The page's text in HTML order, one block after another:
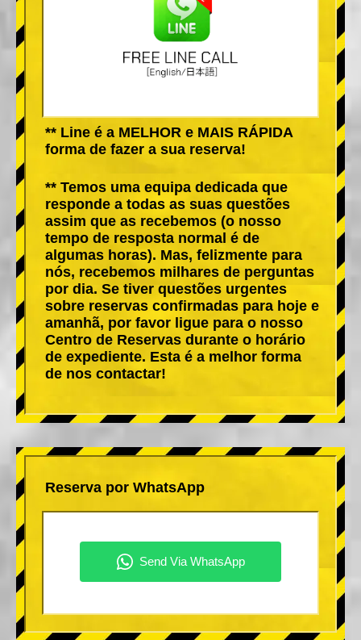
** Line é a MELHOR e MAIS RÁPIDA
forma de fazer a sua reserva!
** Temos uma equipa dedicada que
responde a todas as suas questões
assim que as recebemos (o nosso
tempo de resposta normal é de
algumas horas). Mas, felizmente para
nós, recebemos milhares de perguntas
por dia. Se tiver questões urgentes
sobre reservas confirmadas para hoje e
amanhã, por favor ligue para o nosso
Centro de Reservas durante o horário
de expediente. Esta é a melhor forma
de nos contactar!
Reserva por WhatsApp